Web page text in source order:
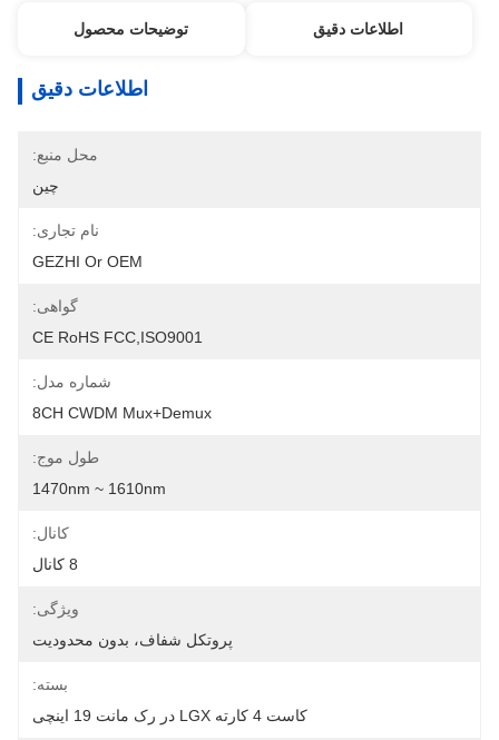
اطلاعات دقیق توضیحات محصول
اطلاعات دقیق
محل منبع:
چین
نام تجاری:
GEZHI Or OEM
گواهی:
CE RoHS FCC,ISO9001
شماره مدل:
8CH CWDM Mux+Demux
طول موج:
1470nm ~ 1610nm
کانال:
8 کانال
ویژگی:
پروتکل شفاف، بدون محدودیت
بسته:
کاست 4 کارته LGX در رک مانت 19 اینچی